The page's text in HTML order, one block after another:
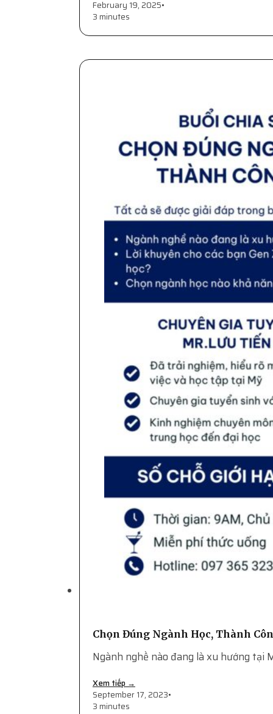
February 19, 2025•
3 minutes
Chọn Đúng Ngành Học, Thành
Ngành nghề nào đang là xu hướng tại
Xem tiếp →
September 17, 2023•
3 minutes